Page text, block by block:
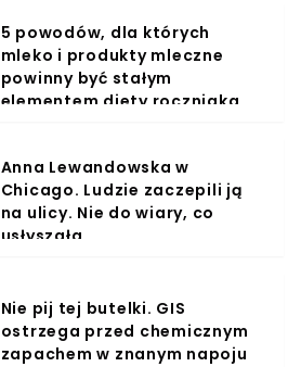
5 powodów, dla których
mleko i produkty mleczne
powinny być stałym
elementem diety roczniaka
Anna Lewandowska w
Chicago. Ludzie zaczepili ją
na ulicy. Nie do wiary, co
usłyszała
Nie pij tej butelki. GIS
ostrzega przed chemicznym
zapachem w znanym napoju